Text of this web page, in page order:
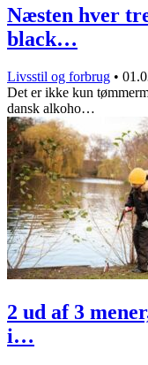
Næsten hver
black…
Livsstil og forbrug •
Det er ikke kun
dansk alkoho…
2 ud af 3
i…